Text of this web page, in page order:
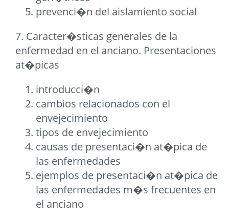
prevenci�n del aislamiento social
7. Caracter�sticas generales de la
enfermedad en el anciano. Presentaciones
at�picas
introducci�n
cambios relacionados con el
envejecimiento
tipos de envejecimiento
causas de presentaci�n at�pica de
las enfermedades
ejemplos de presentaci�n at�pica de
las enfermedades m�s frecuentes en
el anciano